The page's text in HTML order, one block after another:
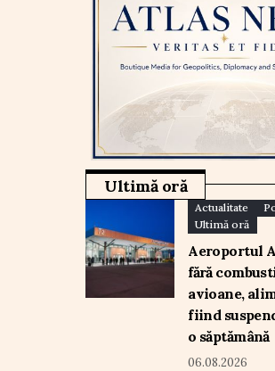
Ultimă oră
Actualitate
Ultimă oră
Aeroportul
fără
avioane,
fiind
o săptămână
06.08.2026